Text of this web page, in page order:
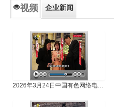
视频 企业新闻
2026年3月24日中国有色网络电视新闻